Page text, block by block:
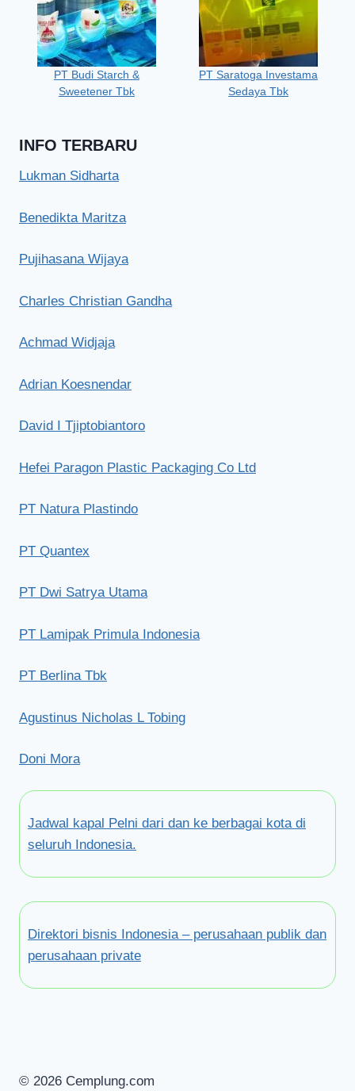
PT Budi Starch &
Sweetener Tbk
PT Saratoga Investama
Sedaya Tbk
INFO TERBARU
Lukman Sidharta
Benedikta Maritza
Pujihasana Wijaya
Charles Christian Gandha
Achmad Widjaja
Adrian Koesnendar
David I Tjiptobiantoro
Hefei Paragon Plastic Packaging Co Ltd
PT Natura Plastindo
PT Quantex
PT Dwi Satrya Utama
PT Lamipak Primula Indonesia
PT Berlina Tbk
Agustinus Nicholas L Tobing
Doni Mora
Jadwal kapal Pelni dari dan ke berbagai kota di
seluruh Indonesia.
Direktori bisnis Indonesia – perusahaan publik dan
perusahaan private
© 2026 Cemplung.com